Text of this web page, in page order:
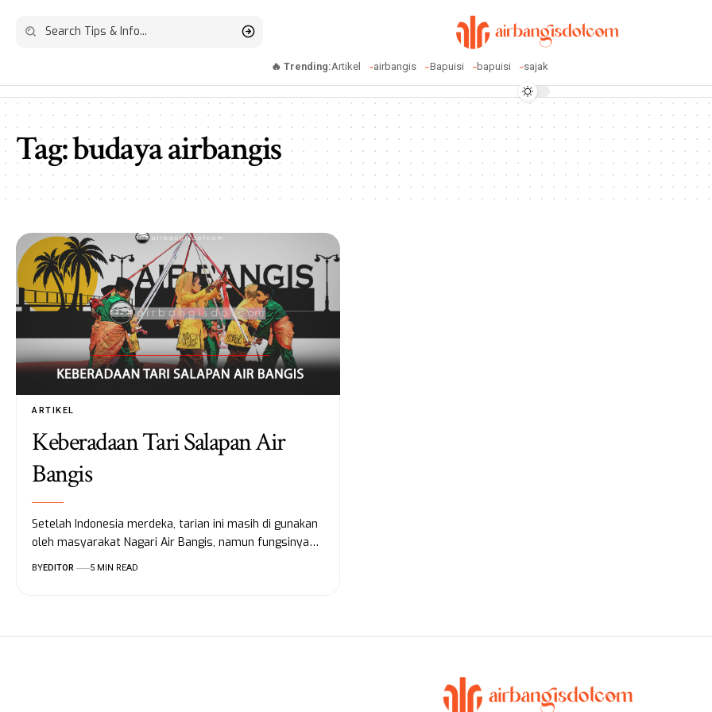
🔥 Trending:Artikel airbangis Bapuisi bapuisi sajak
Tag:budaya airbangis
ARTIKEL
Keberadaan Tari Salapan Air
Bangis
Setelah Indonesia merdeka, tarian ini masih di gunakan
oleh masyarakat Nagari Air Bangis, namun fungsinya…
BYEDITOR 5 MIN READ